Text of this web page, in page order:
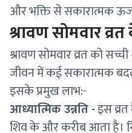
और भक्ति से सकारात्मक
श्रावण सोमवार
श्रावण सोमवार व्रत को
जीवन में कई सकारात्मक
इसके प्रमुख लाभ:-
आध्यात्मिक उन्नति -इस
शिव के और करीब आता है।